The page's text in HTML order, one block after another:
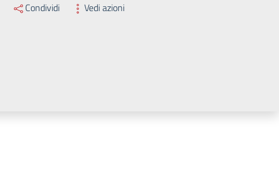
Condividi Vedi azioni